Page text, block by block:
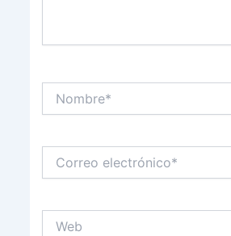
Nombre*
Correo
electrónico*
Web